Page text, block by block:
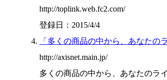
http://toplink.web.fc2.com/
登録日：2015/4/4
「多くの商品の中から、あなた
http://axisnet.main.jp/
多くの商品の中から、あなたのラ